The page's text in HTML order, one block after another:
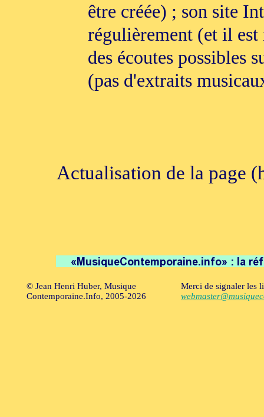
être créée) ; son site
régulièrement (et il est
des écoutes possibles
(pas d'extraits
Actualisation de la page
© Jean Henri Huber, Musique
Contemporaine.Info, 2005-2026
Merci de signaler les